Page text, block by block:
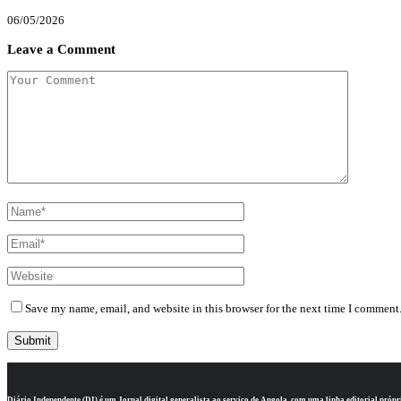
06/05/2026
Leave a Comment
Save my name, email, and website in this browser for the next time I comment.